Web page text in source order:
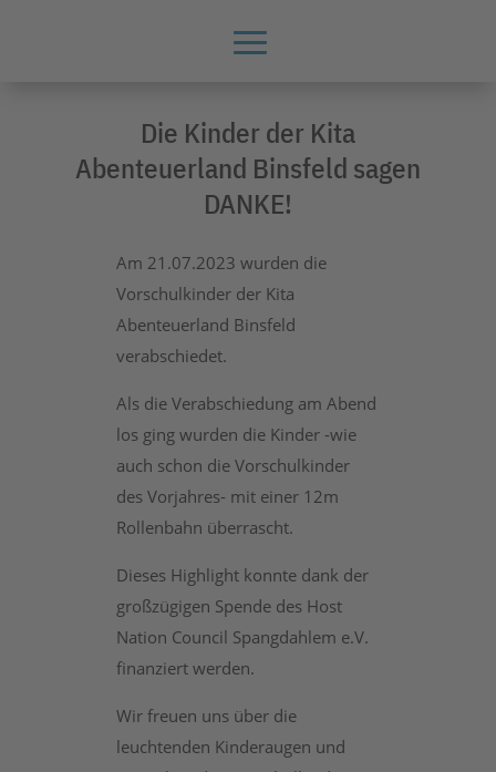
Die Kinder der Kita
Abenteuerland Binsfeld sagen
DANKE!
Am 21.07.2023 wurden die
Vorschulkinder der Kita
Abenteuerland Binsfeld
verabschiedet.
Als die Verabschiedung am Abend
los ging wurden die Kinder -wie
auch schon die Vorschulkinder
des Vorjahres- mit einer 12m
Rollenbahn überrascht.
Dieses Highlight konnte dank der
großzügigen Spende des Host
Nation Council Spangdahlem e.V.
finanziert werden.
Wir freuen uns über die
leuchtenden Kinderaugen und